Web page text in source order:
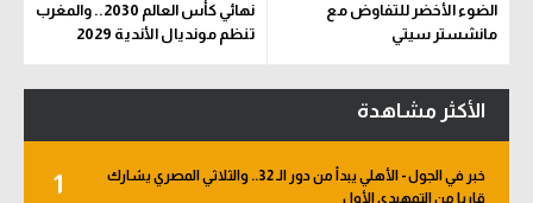
الضوء الأخضر للتفاوض مع
مانشستر سيتي
نهائي كأس العالم 2030.. والمغرب
تنظم مونديال الأندية 2029
الأكثر مشاهدة
1
خبر في الجول - الأهلي يبدأ من دور الـ 32.. والثلاثي المصري يشارك
قاريا من التمهيدي الأول